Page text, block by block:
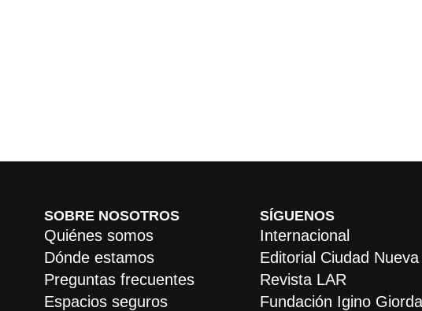
SOBRE NOSOTROS
Quiénes somos
Dónde estamos
Preguntas frecuentes
Espacios seguros
SÍGUENOS
Internacional
Editorial Ciudad Nueva
Revista LAR
Fundación Igino